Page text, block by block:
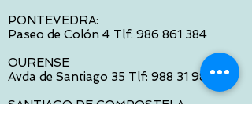
PONTEVEDRA:
Paseo de Colón 4 Tlf: 986 861 384
OURENSE
Avda de Santiago 35 Tlf: 988 31 98 26
SANTIAGO DE COMPOSTELA